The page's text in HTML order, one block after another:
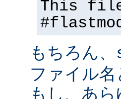
This
もちろん、
ファイル
もし、あ